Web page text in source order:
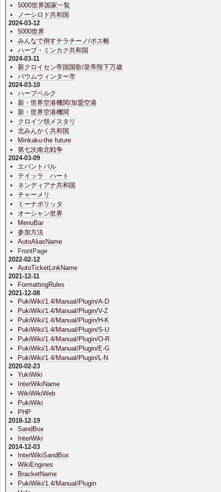
5000世界国家一覧
ノーシロド共和国
2024-03-12
5000世界
みんなで倒すチラチーノ/ボス帳
ハーブ・ミンカク共和国
2024-03-11
新クロイセン帝国国歌/皇帝陛下万歳
バウムウィンター市
2024-03-10
ハーブベルク
新・世界空港機関/加盟空港
新・世界空港機関
クロイツ領メスタリ
北みんかく共和国
Minkaku-the future
第七次南北戦争
2024-03-09
エバントバル
テイッラ ハート
ネンディアナ共和国
チャーメリ
ミーナポリッタ
オーシャン世界
MenuBar
参加方法
AutoAliasName
FrontPage
2022-02-12
AutoTicketLinkName
2021-12-11
FormattingRules
2021-12-08
PukiWiki/1.4/Manual/Plugin/A-D
PukiWiki/1.4/Manual/Plugin/V-Z
PukiWiki/1.4/Manual/Plugin/H-K
PukiWiki/1.4/Manual/Plugin/S-U
PukiWiki/1.4/Manual/Plugin/O-R
PukiWiki/1.4/Manual/Plugin/E-G
PukiWiki/1.4/Manual/Plugin/L-N
2020-02-23
YukiWiki
InterWikiName
WikiWikiWeb
PukiWiki
PHP
2018-12-19
SandBox
InterWiki
2014-12-03
InterWikiSandBox
WikiEngines
BracketName
PukiWiki/1.4/Manual/Plugin